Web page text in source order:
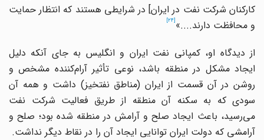
کارکنان شرکت نفت در ایران[در شرایطی هستند که انتظار حمایت
و محافظت دارند....»
از دیدگاه او، کمپانی نفت ایران و انگلیس به جای آنکه دلیل
ایجاد مشکل در منطقه باشد، نوعی تأثیر آرامکننده مشخص و
روشن در آن قسمت از ایران (مناطق نفتخیز) داشت و همه آن
سودی که به سکنه آن منطقه از طریق فعالیت شرکت نفت
میرسید، باعث ایجاد صلح و آرامش در منطقه شده بود؛ صلح و
آرامشی که دولت ایران توانایی ایجاد آن را در نقاط دیگر نداشت.